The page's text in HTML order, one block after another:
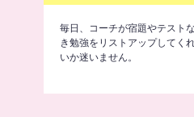
毎日、コーチが宿題やテスト
き勉強をリストアップしてく
いか迷いません。